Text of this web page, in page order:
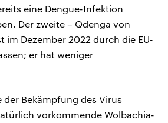
eine Dengue-Infektion
Der zweite – Qdenga von
im Dezember 2022 durch die EU-
er hat weniger
der Bekämpfung des Virus
vorkommende Wolbachia-